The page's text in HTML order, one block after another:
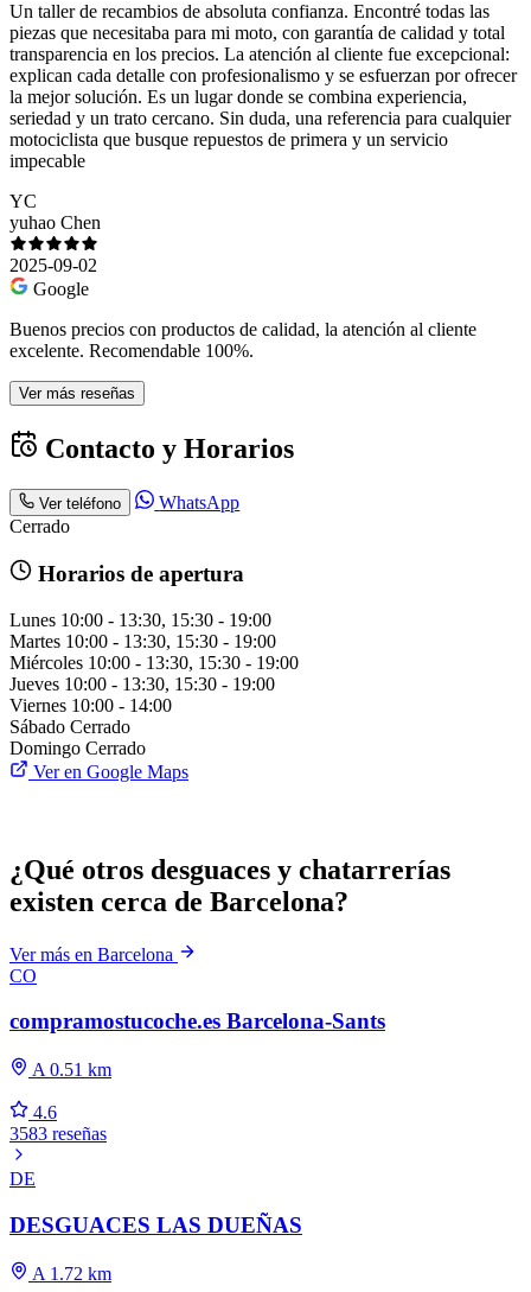
Un taller de recambios de absoluta confianza. Encontré todas las
piezas que necesitaba para mi moto, con garantía de calidad y total
transparencia en los precios. La atención al cliente fue excepcional:
explican cada detalle con profesionalismo y se esfuerzan por ofrecer
la mejor solución. Es un lugar donde se combina experiencia,
seriedad y un trato cercano. Sin duda, una referencia para cualquier
motociclista que busque repuestos de primera y un servicio
impecable
YC
yuhao Chen
2025-09-02
Google
Buenos precios con productos de calidad, la atención al cliente
excelente. Recomendable 100%.
Ver más reseñas
Contacto y Horarios
Ver teléfono
WhatsApp
Cerrado
Horarios de apertura
Lunes 10:00 - 13:30, 15:30 - 19:00
Martes 10:00 - 13:30, 15:30 - 19:00
Miércoles 10:00 - 13:30, 15:30 - 19:00
Jueves 10:00 - 13:30, 15:30 - 19:00
Viernes 10:00 - 14:00
Sábado Cerrado
Domingo Cerrado
Ver en Google Maps
¿Qué otros desguaces y chatarrerías
existen cerca de Barcelona?
Ver más en Barcelona
CO
compramostucoche.es Barcelona-Sants
A 0.51 km
4.6
3583 reseñas
DE
DESGUACES LAS DUEÑAS
A 1.72 km